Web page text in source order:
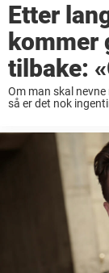
Etter
tilbake:
Om man skal
så er det nok